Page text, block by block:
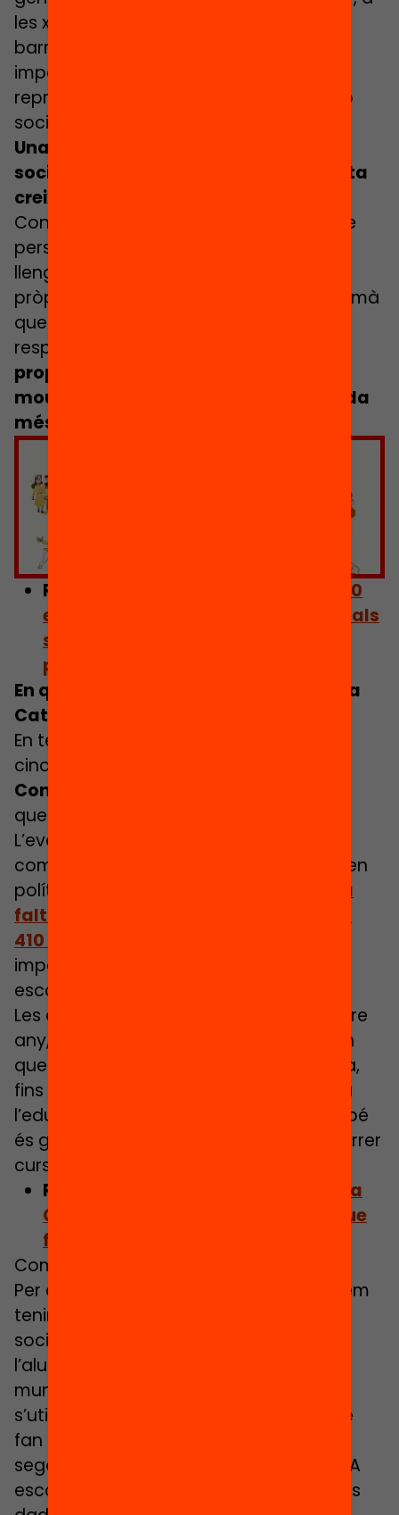
les xarxes socials i a les institucions, la
barreja des de l’etapa escolar és més
important que mai. La segregació
representa un gran risc per a la cohesió
social.
Una escola equilibrada millora la
societat. La diversitat a l’escola aporta
creixement i capacitats personals.
Construir l’etapa educativa al costat de
persones amb trajectòries, bagatges,
llengües i tradicions diferents de les
pròpies no només és un enriquiment humà
que reforça valors com la solidaritat, el
respecte i l’empatia, sinó que també
proporciona grans capacitats per
moure’s millor en un món cada vegada
més heterogeni
Relacionat:
«Aquí comença tot»: 80
escoles d’arreu del país reclamen als
seus veïns que les visitin sense
prejudicis
En quins nivells de segregació es troba
Catalunya?
En termes generals, estem millor que fa
cinc anys, quan es va aprovar el
Contra la Segregació Escolar
queden importants deures pendents.
L’evolució demostra que és possible
combatre la segregació si es despleguen
polítiques concretes però alhora que
la
falta de mesures específiques per als
410 centres segregats
impedeix acabar amb la segregació
escolar.
Les anàlisis de la dissimilitud que, any rere
any, fa el
evidencien
que s’ha reduït de 0,47 el 2011 a primària,
fins als 0,33 del curs 23/24. I pel que fa a
l’educació secundària, la reducció també
és gran, de 0,38 el 2011 a 0,28 aquest darrer
curs.
Relacionat:
La segregació escolar a
Catalunya: estem millor o pitjor que
fa cinc anys?
Com es calcula la segregació escolar?
Per calcular la segregació escolar podem
tenir en compte l’alumnat
socioeconòmicament vulnerable o
l’alumnat d’origen estranger. En l’àmbit
municipal, les dades més fiables i que
s’utilitzen més habitualment són les que
fan referència a la segregació escolar
segons l’origen estranger de l’alumnat. A
escala de països sí que hi ha disponibles